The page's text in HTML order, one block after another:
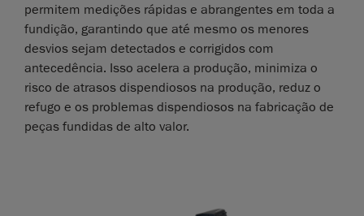
permitem medições rápidas e abrangentes em toda a
fundição, garantindo que até mesmo os menores
desvios sejam detectados e corrigidos com
antecedência. Isso acelera a produção, minimiza o
risco de atrasos dispendiosos na produção, reduz o
refugo e os problemas dispendiosos na fabricação de
peças fundidas de alto valor.